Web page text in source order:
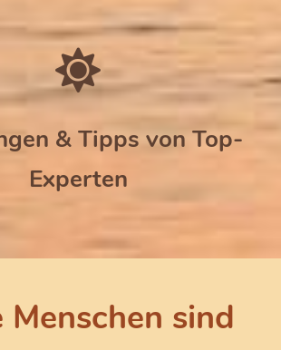
& Tipps von Top-
Experten
Menschen sind